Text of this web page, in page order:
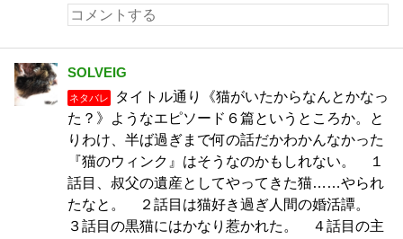
SOLVEIG
ネタバレ
タイトル通り《猫がいたからなんとかなっ
た？》ようなエピソード６篇というところか。と
りわけ、半ば過ぎまで何の話だかわかんなかった
『猫のウィンク』はそうなのかもしれない。 １
話目、叔父の遺産としてやってきた猫……やられ
たなと。 ２話目は猫好き過ぎ人間の婚活譚。
３話目の黒猫にはかなり惹かれた。 ４話目の主